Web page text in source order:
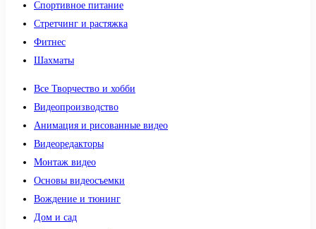
Спортивное питание
Стретчинг и растяжка
Фитнес
Шахматы
Все Творчество и хобби
Видеопроизводство
Анимация и рисованные видео
Видеоредакторы
Монтаж видео
Основы видеосъемки
Вождение и тюнинг
Дом и сад